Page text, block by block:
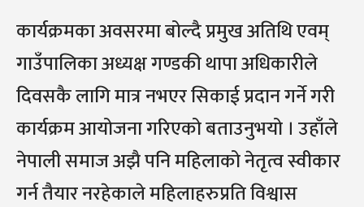
कार्यक्रमका अवसरमा बोल्दै प्रमुख अतिथि एवम्
गाउँपालिका अध्यक्ष गण्डकी थापा अधिकारीले
दिवसकै लागि मात्र नभएर सिकाई प्रदान गर्ने गरी
कार्यक्रम आयोजना गरिएको बताउनुभयो । उहाँले
नेपाली समाज अझै पनि महिलाको नेतृत्व स्वीकार
गर्न तैयार नरहेकाले महिलाहरुप्रति विश्वास